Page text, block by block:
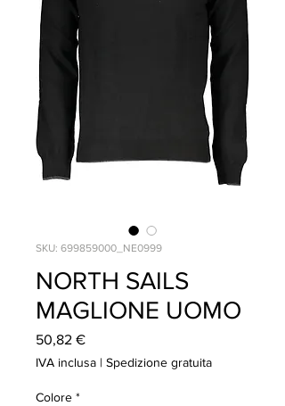
SKU: 699859000_NE0999
NORTH SAILS
MAGLIONE UOMO
50,82 €Prezzo
IVA inclusa | Spedizione gratuita
Colore *